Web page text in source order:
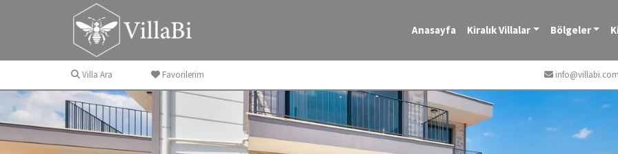
Anasayfa Kiralık Villalar Bölgeler
Villa Ara Favorilerim info@villabi.com